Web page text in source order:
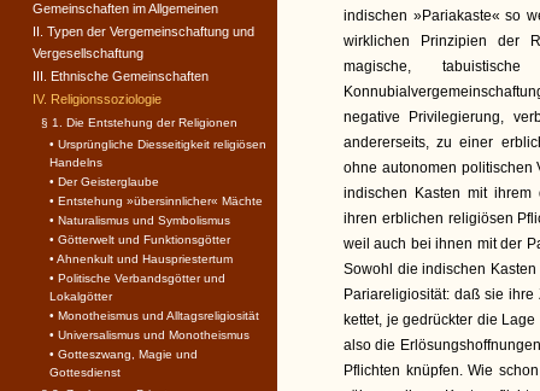
indischen »Pariakaste« so
wirklichen Prinzipien der
magische,
negative Privilegierung,
andererseits, zu einer
ohne autonomen politischen
indischen Kasten mit ihrem
ihren erblichen religiösen
weil auch bei ihnen mit der
Sowohl die indischen
Pariareligiosität: daß sie
kettet, je gedrückter die
also die
Pflichten knüpfen. Wie
Gemeinschaften im Allgemeinen
II. Typen der Vergemeinschaftung und
Vergesellschaftung
III. Ethnische Gemeinschaften
IV. Religionssoziologie
§ 1. Die Entstehung der Religionen
• Ursprüngliche Diesseitigkeit religiösen
Handelns
• Der Geisterglaube
• Entstehung »übersinnlicher« Mächte
• Naturalismus und Symbolismus
• Götterwelt und Funktionsgötter
• Ahnenkult und Hauspriestertum
• Politische Verbandsgötter und
Lokalgötter
• Monotheismus und Alltagsreligiosität
• Universalismus und Monotheismus
• Gotteszwang, Magie und
Gottesdienst